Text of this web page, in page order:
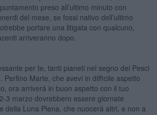
preso all’ultimo minuto con
del mese, se fossi nativo dell’ultimo
portare una litigata con qualcuno,
arriveranno dopo.
per te, tanti pianeti nel segno dei Pesci
Perfino Marte, che avevi in difficile aspetto
ora arriverá in buon aspetto con il tuo
3 marzo dovrebbero essere giornate
della Luna Piena, che nuocerá altri, e non a